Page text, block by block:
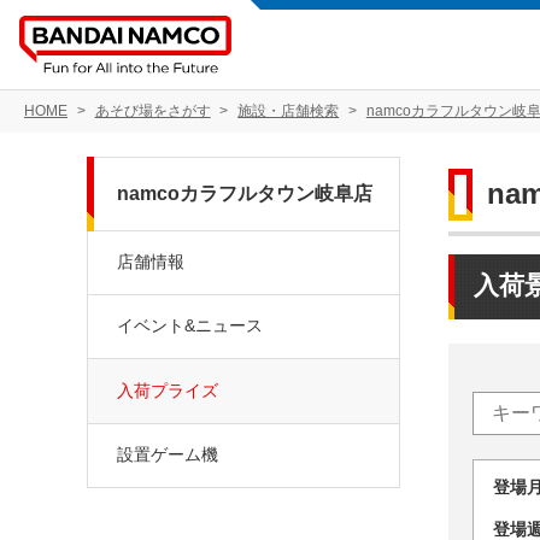
HOME あそび場をさがす 施設・店舗検索 namcoカラフルタウン岐
入荷
登
登
namcoカラフルタウン岐阜店
店舗情報
イベント&ニュース
入荷プライズ
設置ゲーム機